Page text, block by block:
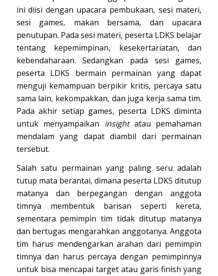
ini diisi dengan upacara pembukaan, sesi materi,
sesi games, makan bersama, dan upacara
penutupan. Pada sesi materi, peserta LDKS belajar
tentang kepemimpinan, kesekertariatan, dan
kebendaharaan. Sedangkan pada sesi games,
peserta LDKS bermain permainan yang dapat
menguji kemampuan berpikir kritis, percaya satu
sama lain, kekompakkan, dan juga kerja sama tim.
Pada akhir setiap games, peserta LDKS diminta
untuk menyampaikan insightatau pemahaman
mendalam yang dapat diambil dari permainan
tersebut.
Salah satu permainan yang paling seru adalah
tutup mata berantai, dimana peserta LDKS ditutup
matanya dan berpegangan dengan anggota
timnya membentuk barisan seperti kereta,
sementara pemimpin tim tidak ditutup matanya
dan bertugas mengarahkan anggotanya. Anggota
tim harus mendengarkan arahan dari pemimpin
timnya dan harus percaya dengan pemimpinnya
untuk bisa mencapai target atau garis finish yang